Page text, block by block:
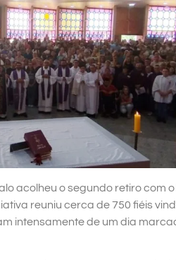
acolheu o segundo retiro com
reuniu cerca de 750 fiéis
intensamente de um dia